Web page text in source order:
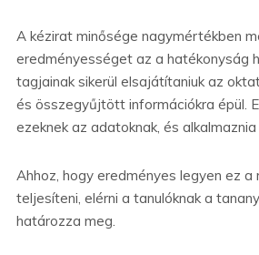
A kézirat minősége nagymértékben
eredményességet az a hatékonyság
tagjainak sikerül elsajátítaniuk az
és összegyűjtött információkra épül.
ezeknek az adatoknak, és alkalmaznia
Ahhoz, hogy eredményes legyen ez
teljesíteni, elérni a tanulóknak a
határozza meg.